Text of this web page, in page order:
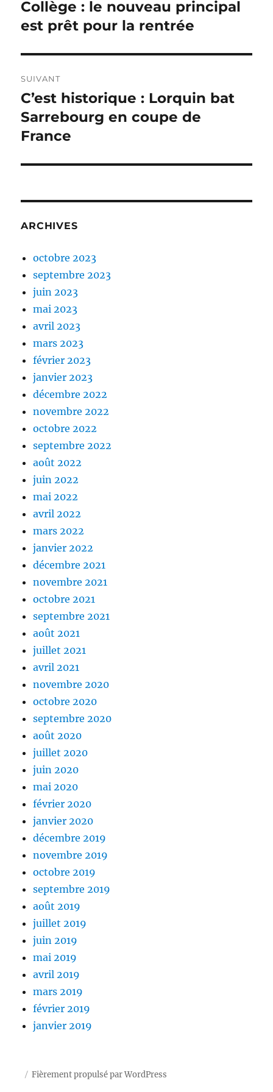
l’article
Publication
précédente :
Collège : le nouveau principal
est prêt pour la rentrée
SUIVANT
Publication
suivante :
C’est historique : Lorquin bat
Sarrebourg en coupe de
France
ARCHIVES
octobre 2023
septembre 2023
juin 2023
mai 2023
avril 2023
mars 2023
février 2023
janvier 2023
décembre 2022
novembre 2022
octobre 2022
septembre 2022
août 2022
juin 2022
mai 2022
avril 2022
mars 2022
janvier 2022
décembre 2021
novembre 2021
octobre 2021
septembre 2021
août 2021
juillet 2021
avril 2021
novembre 2020
octobre 2020
septembre 2020
août 2020
juillet 2020
juin 2020
mai 2020
février 2020
janvier 2020
décembre 2019
novembre 2019
octobre 2019
septembre 2019
août 2019
juillet 2019
juin 2019
mai 2019
avril 2019
mars 2019
février 2019
janvier 2019
Fièrement propulsé par WordPress